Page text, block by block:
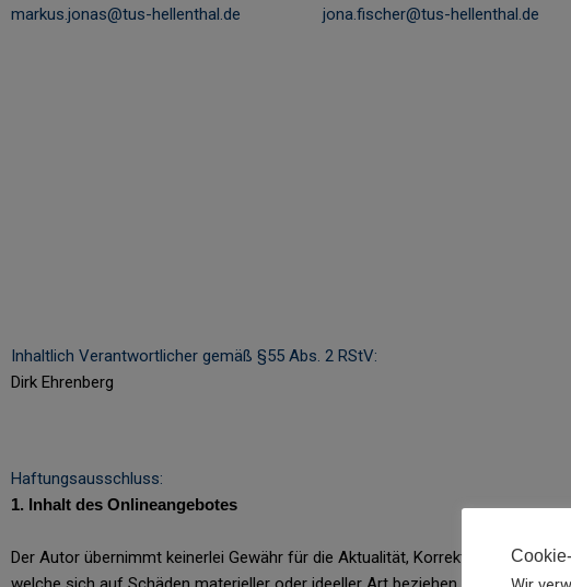
markus.jonas@tus-hellenthal.de
jona.fischer@tus-hellenthal.de
Inhaltlich Verantwortlicher gemäß §55 Abs. 2 RStV:
Dirk Ehrenberg
Haftungsausschluss:
1. Inhalt des Onlineangebotes
Der Autor übernimmt keinerlei Gewähr für die Aktualität, Korrektheit,